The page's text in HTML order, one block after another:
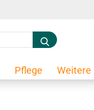
S
c
h
Pflege Weitere